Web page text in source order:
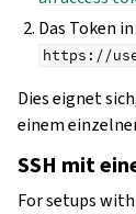
Das Token
https://
Dies eignet
einem
SSH mit
For setups